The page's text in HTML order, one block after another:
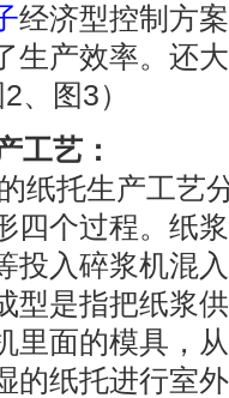
经济型控制方
生产效率。还
、图3）
工艺：
托生产工艺分
四个过程。纸
投入碎浆机混
型是指把纸浆
里面的模具，
的纸托进行室